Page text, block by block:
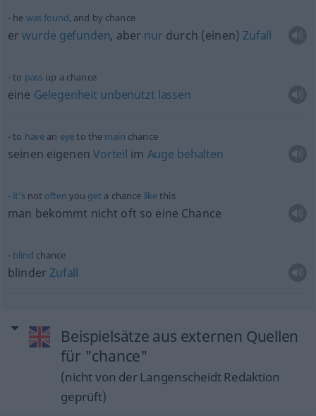
he wasfound, and by chance
erwurde gefunden, aber nur durch (einen) Zufall
to pass up a chance
eine Gelegenheit unbenutzt lassen
to have an eyeto the main chance
seinen eigenenVorteil im Auge behalten
it’snot often you get a chance likethis
man bekommt nicht oft so eine Chance
blind chance
blinder Zufall
Beispielsätze aus externen Quellen
für "chance"
(nicht von der Langenscheidt Redaktion
geprüft)